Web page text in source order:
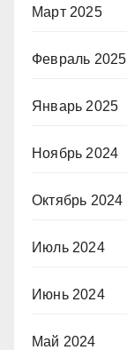
Март 2025
Февраль 2025
Январь 2025
Ноябрь 2024
Октябрь 2024
Июль 2024
Июнь 2024
Май 2024